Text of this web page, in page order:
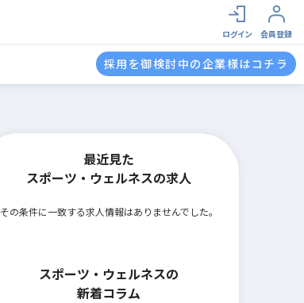
ログイン 会員登録
採用を御検討中の企業様はコチラ
最近見た
スポーツ・ウェルネスの求人
その条件に一致する求人情報はありませんでした。
スポーツ・ウェルネスの
新着コラム